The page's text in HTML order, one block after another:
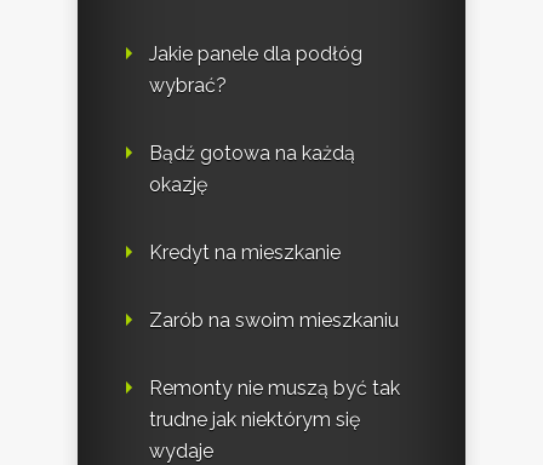
Jakie panele dla podłóg
wybrać?
Bądź gotowa na każdą
okazję
Kredyt na mieszkanie
Zarób na swoim mieszkaniu
Remonty nie muszą być tak
trudne jak niektórym się
wydaje